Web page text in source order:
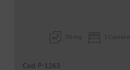
70 mq 1 Camere
Cod. P-1263